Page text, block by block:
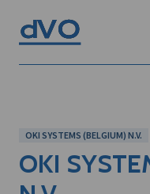
OKI SYSTEMS (BELGIUM) N.V.
OKI